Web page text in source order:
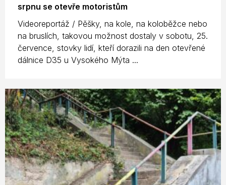
srpnu se otevře motoristům
Videoreportáž / Pěšky, na kole, na koloběžce nebo
na bruslích, takovou možnost dostaly v sobotu, 25.
července, stovky lidí, kteří dorazili na den otevřené
dálnice D35 u Vysokého Mýta ...